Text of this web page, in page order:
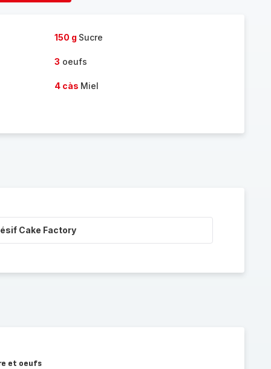
150 g Sucre
3 oeufs
4 càs Miel
Cake Factory
et oeufs